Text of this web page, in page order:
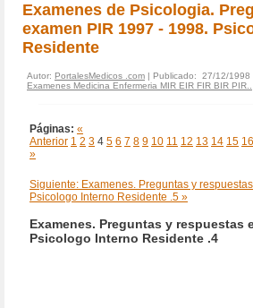
Examenes de Psicologia.
examen PIR 1997 - 1998.
Residente
Autor: PortalesMedicos .com | Publicado: 27/12/1998
Examenes Medicina Enfermeria MIR EIR FIR BIR PIR..
Páginas: «
Anterior 1 2 3 4 5 6 7 8 9 10 11 12 13 14 15 16
»
Siguiente: Examenes. Preguntas y
Psicologo Interno Residente .5 »
Examenes. Preguntas y respuestas
Psicologo Interno Residente .4